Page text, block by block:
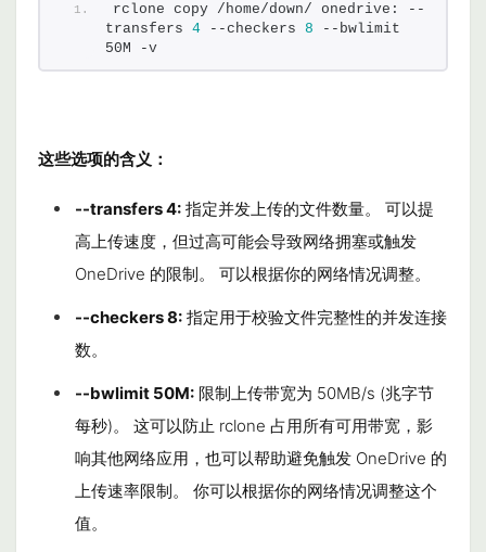
rclone copy /home/down/ onedrive: --
transfers 4 --checkers 8 --bwlimit
50M -v
这些选项的含义：
--transfers 4: 指定并发上传的文件数量。 可以提
高上传速度，但过高可能会导致网络拥塞或触发
OneDrive 的限制。 可以根据你的网络情况调整。
--checkers 8: 指定用于校验文件完整性的并发连接
数。
--bwlimit 50M: 限制上传带宽为 50MB/s (兆字节
每秒)。 这可以防止 rclone 占用所有可用带宽，影
响其他网络应用，也可以帮助避免触发 OneDrive 的
上传速率限制。 你可以根据你的网络情况调整这个
值。